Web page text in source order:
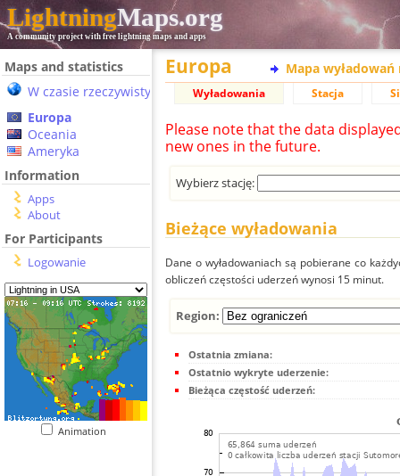
LightningMaps.org
A community project with free lightning maps and apps
Maps and statistics
W czasie rzeczywistym
Europa
Oceania
Ameryka
Information
Apps
About
For Participants
Logowanie
Animation
Europa Mapa wyładowań
Wyładowania Stacja
Please note that the data
new ones in the future.
Wybierz stację:
Bieżące wyładowania
Dane o wyładowaniach są pobierane co
obliczeń częstości uderzeń wynosi 15 minut.
Region:
Ostatnia zmiana:
Ostatnio wykryte uderzenie:
Bieżąca częstość uderzeń: